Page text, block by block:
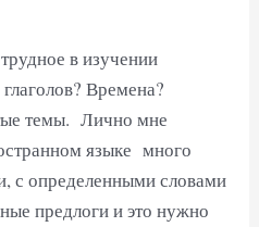
в изучении
Времена?
темы. Лично мне
языке много
с определенными словами
предлоги и это нужно